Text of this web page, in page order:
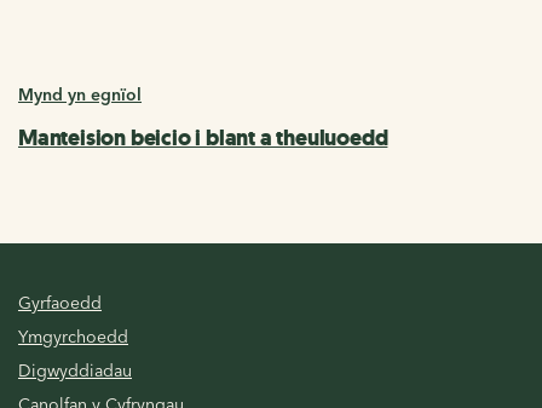
Mynd yn egnïol
Manteision beicio i blant a theuluoedd
Gyrfaoedd
Ymgyrchoedd
Digwyddiadau